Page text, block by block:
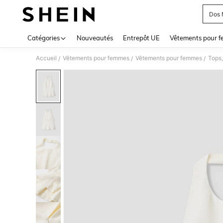
Dos
Catégories Nouveautés Entrepôt UE Vêtements pour
Accueil / Vêtements pour femmes / Vêtements pour femmes /